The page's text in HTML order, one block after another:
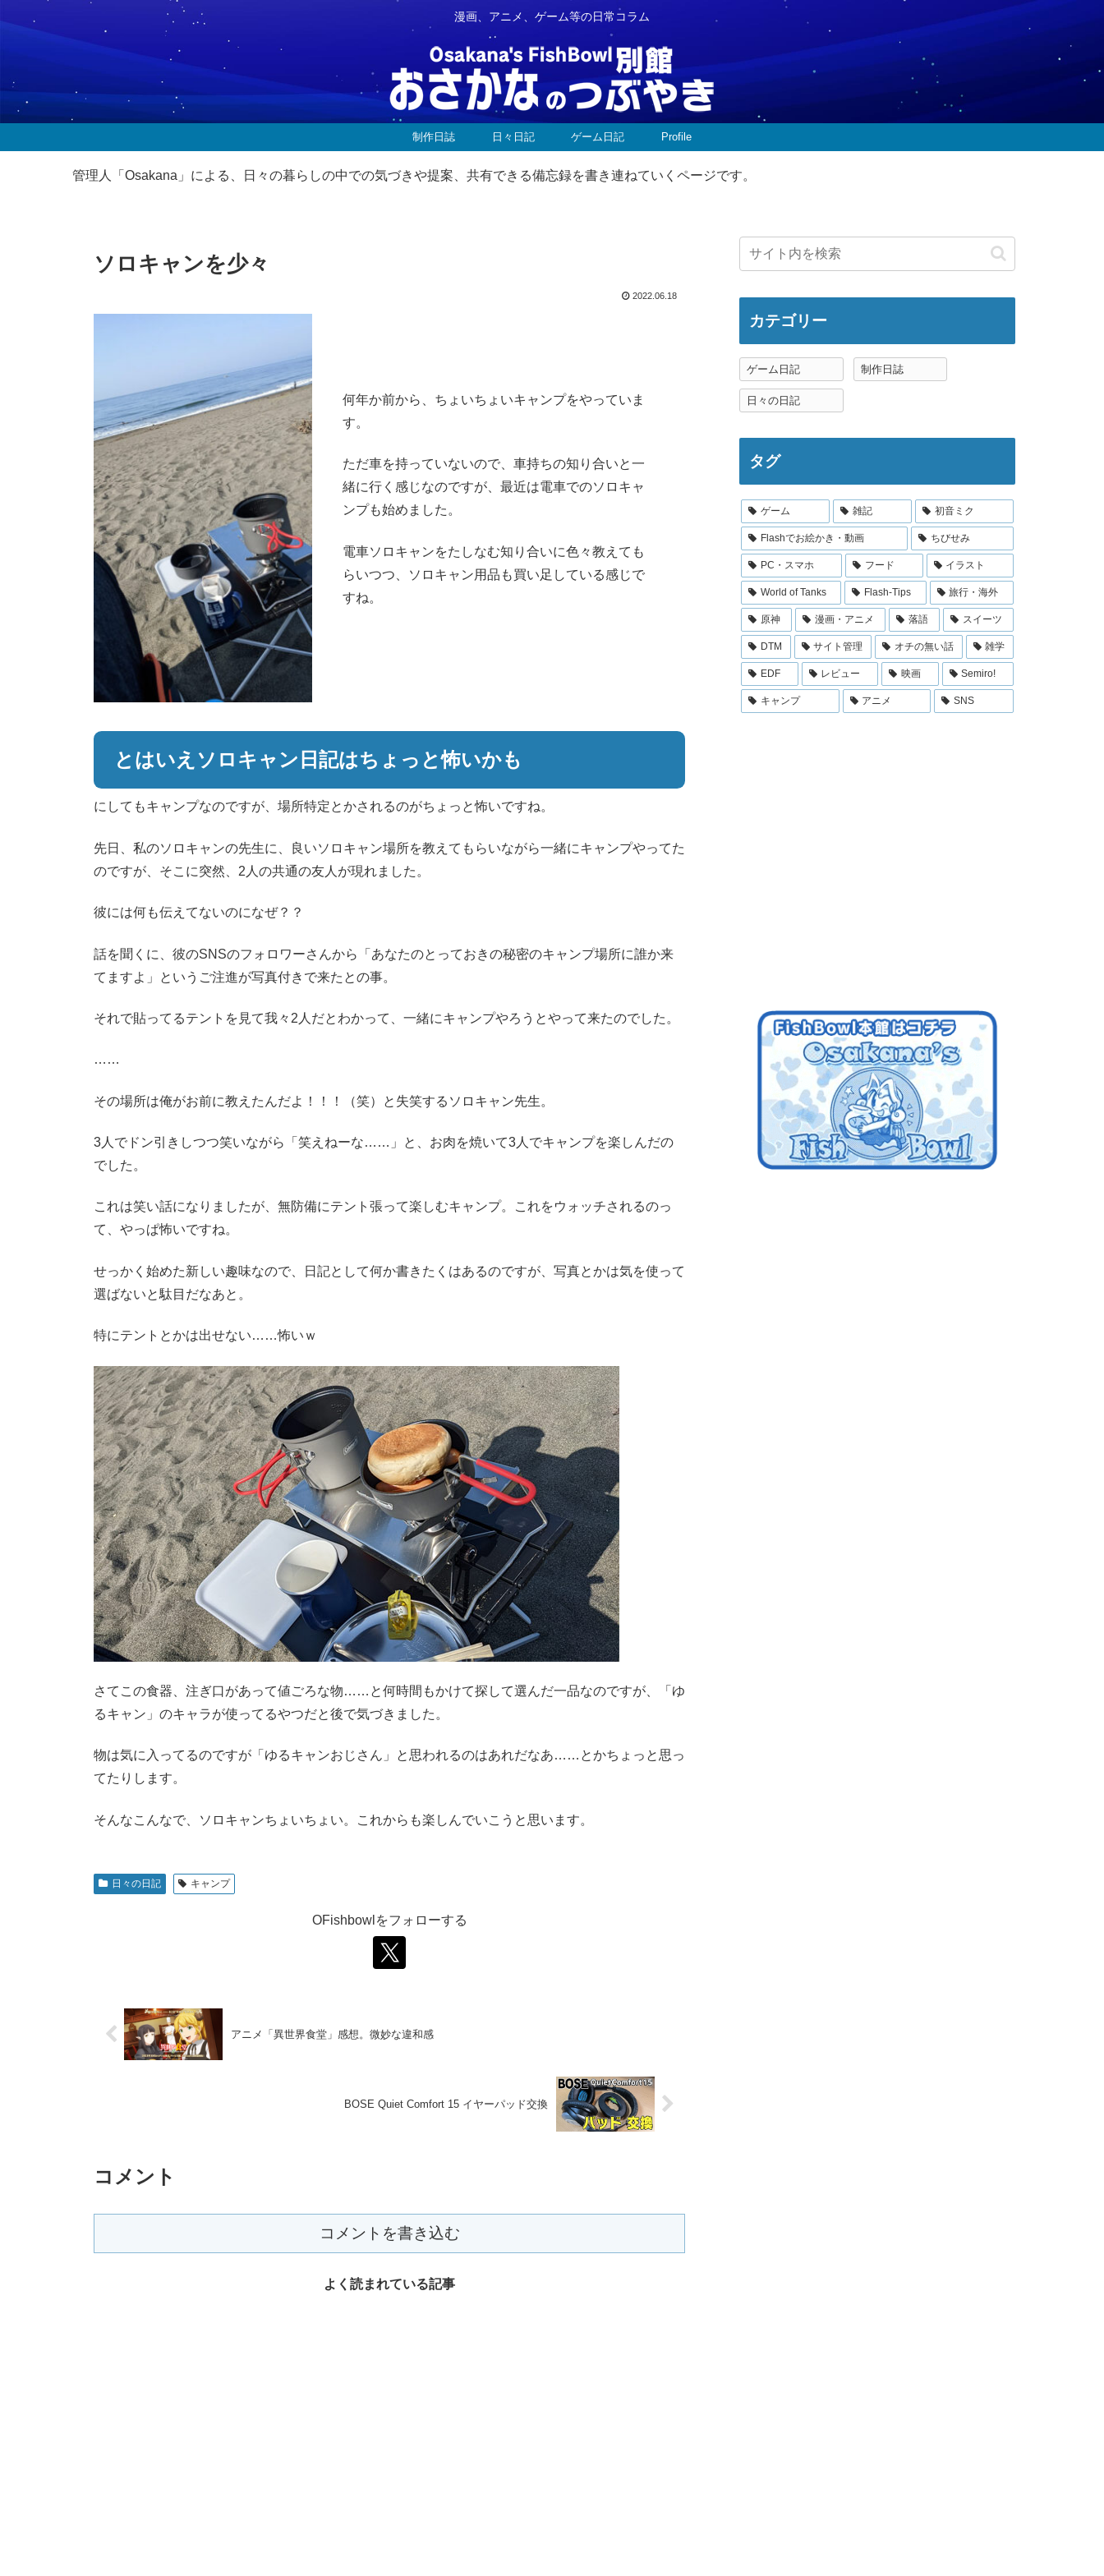
漫画、アニメ、ゲーム等の日常コラム
制作日誌 日々日記 ゲーム日記 Profile
管理人「Osakana」による、日々の暮らしの中での気づきや提案、共有できる備忘録を書き連ねていくページです。
ソロキャンを少々
2022.06.18
何年か前から、ちょいちょいキャンプをやっていま
す。
ただ車を持っていないので、車持ちの知り合いと一
緒に行く感じなのですが、最近は電車でのソロキャ
ンプも始めました。
電車ソロキャンをたしなむ知り合いに色々教えても
らいつつ、ソロキャン用品も買い足している感じで
すね。
とはいえソロキャン日記はちょっと怖いかも
にしてもキャンプなのですが、場所特定とかされるのがちょっと怖いですね。
先日、私のソロキャンの先生に、良いソロキャン場所を教えてもらいながら一緒にキャンプやってた
のですが、そこに突然、2人の共通の友人が現れました。
彼には何も伝えてないのになぜ？？
話を聞くに、彼のSNSのフォロワーさんから「あなたのとっておきの秘密のキャンプ場所に誰か来
てますよ」というご注進が写真付きで来たとの事。
それで貼ってるテントを見て我々2人だとわかって、一緒にキャンプやろうとやって来たのでした。
……
その場所は俺がお前に教えたんだよ！！！（笑）と失笑するソロキャン先生。
3人でドン引きしつつ笑いながら「笑えねーな……」と、お肉を焼いて3人でキャンプを楽しんだの
でした。
これは笑い話になりましたが、無防備にテント張って楽しむキャンプ。これをウォッチされるのっ
て、やっぱ怖いですね。
せっかく始めた新しい趣味なので、日記として何か書きたくはあるのですが、写真とかは気を使って
選ばないと駄目だなあと。
特にテントとかは出せない……怖いｗ
さてこの食器、注ぎ口があって値ごろな物……と何時間もかけて探して選んだ一品なのですが、「ゆ
るキャン」のキャラが使ってるやつだと後で気づきました。
物は気に入ってるのですが「ゆるキャンおじさん」と思われるのはあれだなあ……とかちょっと思っ
てたりします。
そんなこんなで、ソロキャンちょいちょい。これからも楽しんでいこうと思います。
日々の日記 キャンプ
OFishbowlをフォローする
アニメ「異世界食堂」感想。微妙な違和感
BOSE Quiet Comfort 15 イヤーパッド交換
コメント
コメントを書き込む
よく読まれている記事
カテゴリー
ゲーム日記 制作日誌
日々の日記
タグ
ゲーム 雑記 初音ミク
Flashでお絵かき・動画 ちびせみ
PC・スマホ フード イラスト
World of Tanks Flash-Tips 旅行・海外
原神 漫画・アニメ 落語 スイーツ
DTM サイト管理 オチの無い話 雑学
EDF レビュー 映画 Semiro!
キャンプ アニメ SNS